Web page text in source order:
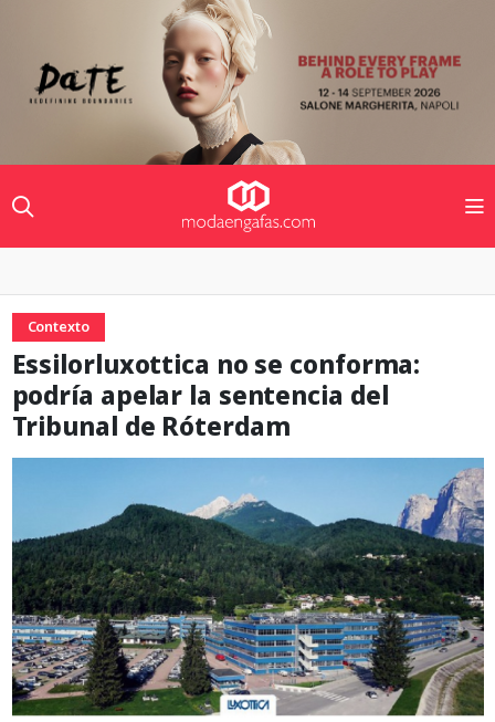
Contexto
Essilorluxottica no se conforma:
podría apelar la sentencia del
Tribunal de Róterdam